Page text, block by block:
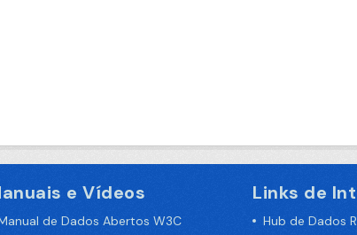
e Vídeos
de Dados Abertos W3C
Links de
Hub de Dados